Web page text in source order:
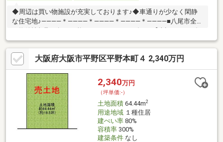
◆周辺は買い物施設が充実しております♪◆車通りが少なく閑静
な住宅地♪――――＊――――＊――――＊――――＊――――■八尾市全域
の物件情報取り扱い可能！■ハウスフリーダムは【東証スタンダ
ード上場企業】です☆■物件多数揃えております！是非店頭へお
越し下さい♪■頭金０円のフルローンが可能です♪■お客様のライフ
プランに沿った物件をご提案させて頂きます☆■不動産購入や住
宅ローンについてお気軽にお問合せ下さい♪■ご来店の際は、店舗
横に駐車スペース４台分ございます♪■・平野区の【土地】ならハ
ウスフリーダム八尾店 +o☆*.+o◇
大阪府大阪市平野区平野本町４ 2,340万円
2,340万円
（坪単価:-）
土地面積64.44m2
用途地域１種住居
建ぺい率80%
容積率300%
建築条件なし